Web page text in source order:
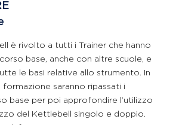
è rivolto a tutti i Trainer che hanno
base, anche con altre scuole, e
le basi relative allo strumento. In
saranno ripassati i
base per poi approfondire l’utilizzo
del Kettlebell singolo e doppio.